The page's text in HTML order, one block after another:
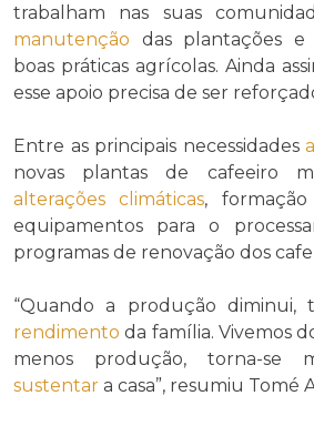
trabalham nas suas
manutenção das plantações e
boas práticas agrícolas. Ainda
esse apoio precisa de ser
Entre as principais necessidades
novas plantas de cafeeiro
alterações climáticas,
equipamentos para o
programas de renovação dos
“Quando a produção diminui,
rendimento da família. Vivemos
menos produção, torna-se
sustentar a casa”, resumiu Tomé